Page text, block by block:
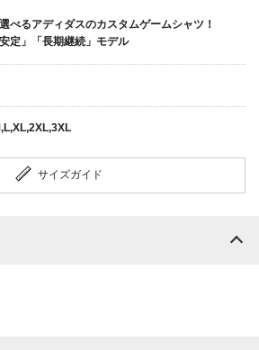
べるアディダスのカスタムゲームシャツ！
定」「長期継続」モデル
サイズガイド